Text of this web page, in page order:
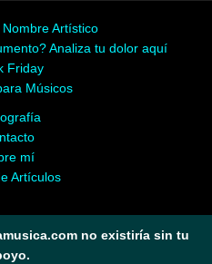
Artístico
Analiza tu dolor aquí
Friday
Músicos
mí
Artículos
no existiría sin tu